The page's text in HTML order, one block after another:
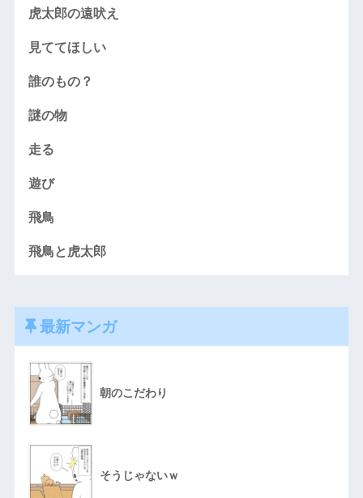
虎太郎の遠吠え
見ててほしい
誰のもの？
謎の物
走る
遊び
飛鳥
飛鳥と虎太郎
最新マンガ
朝のこだわり
そうじゃないｗ